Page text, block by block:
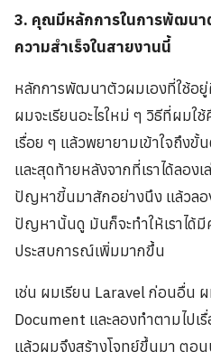
3. คุณมีหลักการในการพัฒนา
ความสำเร็จในสายงานนี้
หลักการพัฒนาตัวผมเองที่ใช้อยู่
ผมจะเรียนอะไรใหม่ ๆ วิธีที่ผมใ
เรื่อย ๆ แล้วพยายามเข้าใจถึง
และสุดท้ายหลังจากที่เราได้ลอง
ปัญหาขี้นมาสักอย่างนึง แล้วลอ
ปัญหานั้นดู มันก็จะทำให้เราได้มี
ประสบการณ์เพิ่มมากขึ้น
เช่น ผมเรียน Laravel ก่อนอื่น ผ
Document และลองทำตามไปเ
แล้วผมจึงสร้างโจทย์ขึ้นมา ตอ